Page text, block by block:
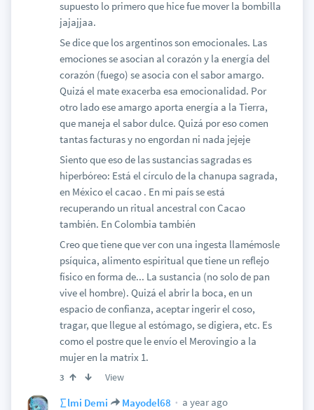
supuesto lo primero que hice fue mover la bombilla
jajajjaa.
Se dice que los argentinos son emocionales. Las
emociones se asocian al corazón y la energía del
corazón (fuego) se asocia con el sabor amargo.
Quizá el mate exacerba esa emocionalidad. Por
otro lado ese amargo aporta energía a la Tierra,
que maneja el sabor dulce. Quizá por eso comen
tantas facturas y no engordan ni nada jejeje
Siento que eso de las sustancias sagradas es
hiperbóreo: Está el círculo de la chanupa sagrada,
en México el cacao . En mi país se está
recuperando un ritual ancestral con Cacao
también. En Colombia también
Creo que tiene que ver con una ingesta llamémosle
psíquica, alimento espiritual que tiene un reflejo
físico en forma de... La sustancia (no solo de pan
vive el hombre). Quizá el abrir la boca, en un
espacio de confianza, aceptar ingerir el coso,
tragar, que llegue al estómago, se digiera, etc. Es
como el postre que le envío el Merovingio a la
mujer en la matrix 1.
3 View
∑lmi Demi Mayodel68
a year ago